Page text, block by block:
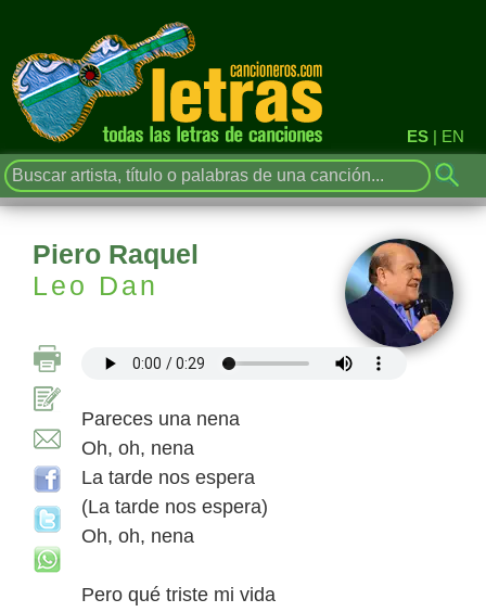
ES | EN
Piero Raquel
Leo Dan
Pareces una nena
Oh, oh, nena
La tarde nos espera
(La tarde nos espera)
Oh, oh, nena
Pero qué triste mi vida